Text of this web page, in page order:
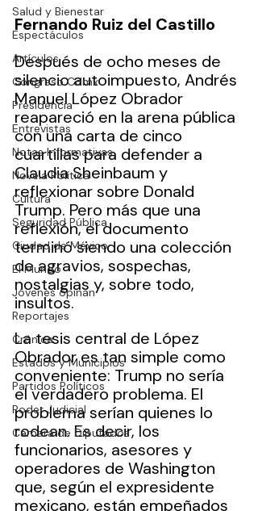
Salud y Bienestar
Espectáculos
Artículos
Congreso Cdmx
Presidencia
Entrevistas
Notas Informativas
Novela Política
Cultura
Seguridad Pública
Ciudad de México
El Mundo
Jóvenes opinan
Reportajes
Crónica
Estados y Municipios
Partidos Políticos
Poder Judicial
Cámara de Diputados
Fernando Ruiz del Castillo
Después de ocho meses de
silencio autoimpuesto, Andrés
Manuel López Obrador
reapareció en la arena pública
con una carta de cinco
cuartillas para defender a
Claudia Sheinbaum y
reflexionar sobre Donald
Trump. Pero más que una
reflexión, el documento
terminó siendo una colección
de agravios, sospechas,
nostalgias y, sobre todo,
insultos.
La tesis central de López
Obrador es tan simple como
conveniente: Trump no sería
el verdadero problema. El
problema serían quienes lo
rodean. Es decir, los
funcionarios, asesores y
operadores de Washington
que, según el expresidente
mexicano, están empeñados